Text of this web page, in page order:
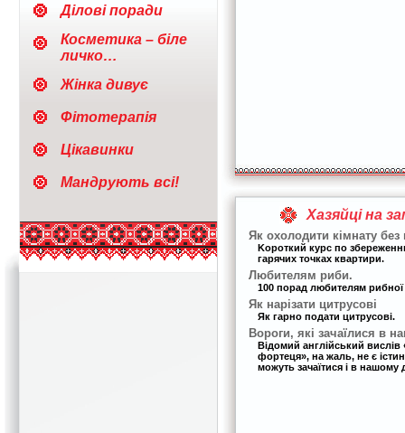
Ділові поради
Косметика – біле
личко…
Жінка дивує
Фітотерапія
Цікавинки
Мандрують всі!
Хазяйці на
Як охолодити кімнату без
Kороткий курс по
гарячих точках квартири.
Любителям риби.
100 порад любителям рибної
Як нарізати цитрусові
Як гарно подати цитрусові.
Вороги, які зачаїлися в
Відомий англійський
фортеця», на жаль, не є
можуть зачаїтися і в нашому